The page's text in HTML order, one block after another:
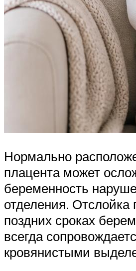
Нормально
плацента может
беременность
отделения. Отслойка
поздних сроках
всегда
кровянистыми